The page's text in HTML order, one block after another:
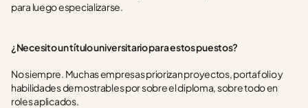
para luego especializarse.
¿Necesito un título universitario para estos puestos?
No siempre. Muchas empresas priorizan proyectos, portafolio y
habilidades demostrables por sobre el diploma, sobre todo en
roles aplicados.